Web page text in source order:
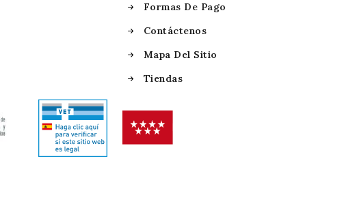
Formas De Pago
Contáctenos
Mapa Del Sitio
Tiendas